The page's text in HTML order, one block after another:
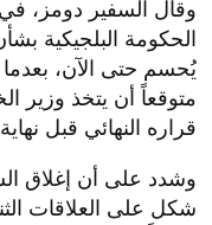
وقال السفير دومز،
الحكومة البلجيكية
يُحسم حتى الآن،
متوقعاً أن يتخذ وزير
قراره النهائي قبل
وشدد على أن إغلاق
شكل على العلاقات